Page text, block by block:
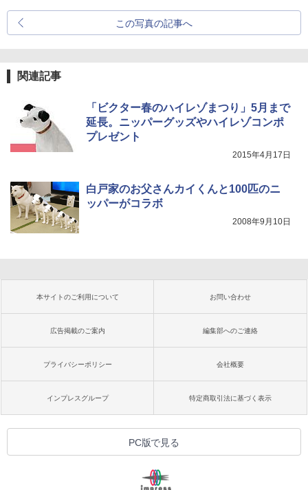
この写真の記事へ
関連記事
「ビクター春のハイレゾまつり」5月まで
延長。ニッパーグッズやハイレゾコンポ
プレゼント
2015年4月17日
白戸家のお父さんカイくんと100匹のニ
ッパーがコラボ
2008年9月10日
本サイトのご利用について お問い合わせ
広告掲載のご案内 編集部へのご連絡
プライバシーポリシー 会社概要
インプレスグループ 特定商取引法に基づく表示
PC版で見る